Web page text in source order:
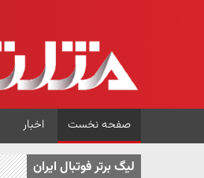
صفحه نخست اخبار
لیگ برتر فوتبال ایران